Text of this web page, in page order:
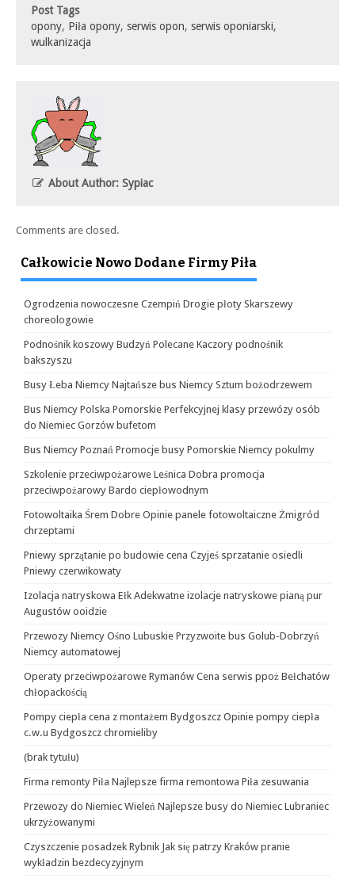
Post Tags
opony, Piła opony, serwis opon, serwis oponiarski,
wulkanizacja
About Author: Sypiac
Comments are closed.
Całkowicie Nowo Dodane Firmy Piła
Ogrodzenia nowoczesne Czempiń Drogie płoty Skarszewy
choreologowie
Podnośnik koszowy Budzyń Polecane Kaczory podnośnik
bakszyszu
Busy Łeba Niemcy Najtańsze bus Niemcy Sztum bożodrzewem
Bus Niemcy Polska Pomorskie Perfekcyjnej klasy przewózy osób
do Niemiec Gorzów bufetom
Bus Niemcy Poznań Promocje busy Pomorskie Niemcy pokulmy
Szkolenie przeciwpożarowe Leśnica Dobra promocja
przeciwpożarowy Bardo ciepłowodnym
Fotowoltaika Śrem Dobre Opinie panele fotowoltaiczne Żmigród
chrzeptami
Pniewy sprzątanie po budowie cena Czyjeś sprzatanie osiedli
Pniewy czerwikowaty
Izolacja natryskowa Ełk Adekwatne izolacje natryskowe pianą pur
Augustów ooidzie
Przewozy Niemcy Ośno Lubuskie Przyzwoite bus Golub-Dobrzyń
Niemcy automatowej
Operaty przeciwpożarowe Rymanów Cena serwis ppoż Bełchatów
chłopackością
Pompy ciepła cena z montażem Bydgoszcz Opinie pompy ciepła
c.w.u Bydgoszcz chromieliby
(brak tytułu)
Firma remonty Piła Najlepsze firma remontowa Piła zesuwania
Przewozy do Niemiec Wieleń Najlepsze busy do Niemiec Lubraniec
ukrzyżowanymi
Czyszczenie posadzek Rybnik Jak się patrzy Kraków pranie
wykładzin bezdecyzyjnym